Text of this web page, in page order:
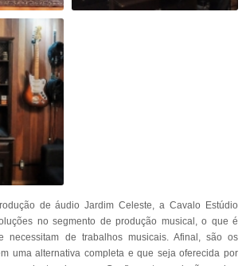
de áudio Jardim Celeste, a Cavalo Estúdio
no segmento de produção musical, o que é
necessitam de trabalhos musicais. Afinal, são os
uma alternativa completa e que seja oferecida por